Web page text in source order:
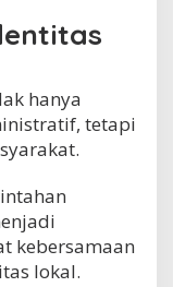
hanya
tetapi
kebersamaan
lokal.